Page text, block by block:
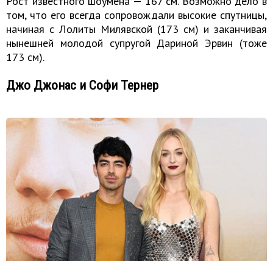
том, что его всегда сопровождали высокие спутницы,
начиная с Лолиты Милявской (173 см) и заканчивая
нынешней молодой супругой Дариной Эрвин (тоже
173 см).
Джо Джонас и Софи Тернер